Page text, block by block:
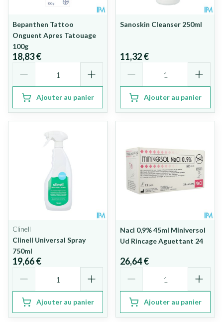
Bepanthen Tattoo
Onguent Apres Tatouage
100g
18,83 €
Ajouter au panier
Sanoskin Cleanser 250ml
11,32 €
Ajouter au panier
Clinell
Clinell Universal Spray
750ml
19,66 €
Ajouter au panier
Nacl 0,9% 45ml Miniversol
Ud Rincage Aguettant 24
26,64 €
Ajouter au panier